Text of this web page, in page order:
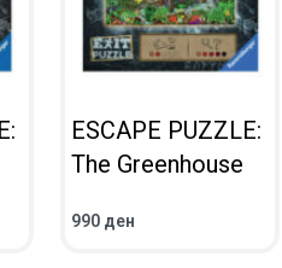
ESCAPE PUZZLE:
The Greenhouse
990 ден
ВО КОШНИЧКА